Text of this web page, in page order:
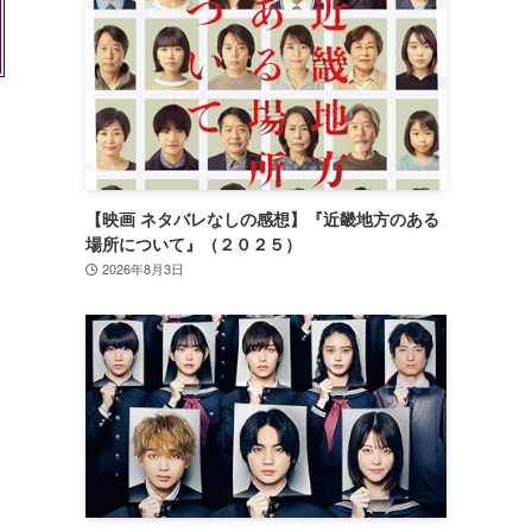
【映画 ネタバレなしの感想】『近畿地方のある
場所について』（２０２５）
2026年8月3日